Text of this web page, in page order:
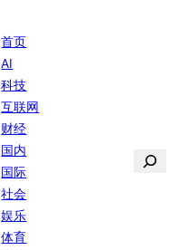
首页
AI
科技
互联网
财经
国内
国际
社会
娱乐
体育
搜